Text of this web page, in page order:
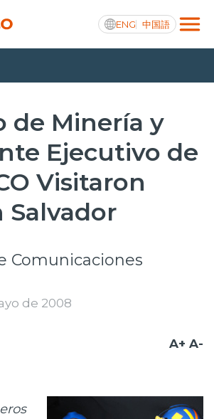
ENG 中国語
de Minería y
Ejecutivo de
Visitaron
Salvador
Comunicaciones
de 2008
A+ A-